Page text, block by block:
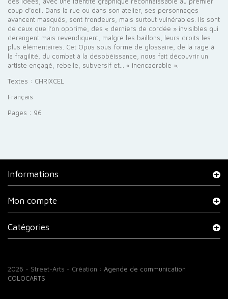
coup d’oeil. Dans la rue ou dans son atelier, ses personnages
avancent masqués, sont frondeurs, mais surtout vulnérables. Ils sont
de ceux que l’on opprime, des « derniers de cordée » invisibles qui
dérangent mais revendiquent, malgré les baillons, leurs droits les
plus élémentaires. Cet Opus sous forme de glossaire, de la rage à
la fragilité, du combat à la désobéissance, nous fait découvrir un
artiste engagé, rebelle, subversif et... « inencadrable ».
Textes : CHRIXCEL
Français
Pages : 96
Informations
2026 - Street-Arts - Création : Agende de communication
COLOCARTS
Mon compte
Catégories